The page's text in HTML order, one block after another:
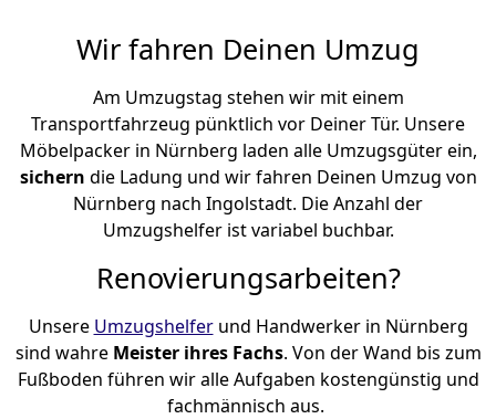
Wir fahren Deinen Umzug
Am Umzugstag stehen wir mit einem
Transportfahrzeug pünktlich vor Deiner Tür. Unsere
Möbelpacker in Nürnberg laden alle Umzugsgüter ein,
sichern die Ladung und wir fahren Deinen Umzug von
Nürnberg nach Ingolstadt. Die Anzahl der
Umzugshelfer ist variabel buchbar.
Renovierungsarbeiten?
Unsere Umzugshelferund Handwerker in Nürnberg
sind wahre Meister ihres Fachs. Von der Wand bis zum
Fußboden führen wir alle Aufgaben kostengünstig und
fachmännisch aus.